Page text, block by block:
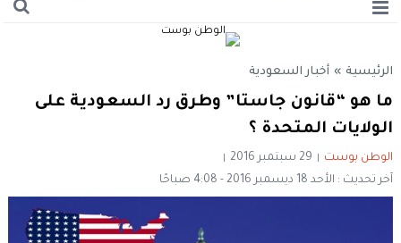
الرئيسية » أخبار السعودية
ما هو “قانون جاستا” وطرق رد السعودية على
الولايات المتحدة ؟
الوطن بوست
29 سبتمبر 2016
آخر تحديث : الأحد 18 ديسمبر 2016 - 4:08 صباحًا